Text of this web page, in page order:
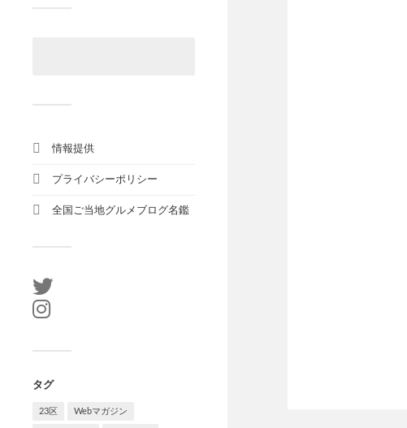
情報提供
プライバシーポリシー
全国ご当地グルメブログ名鑑
タグ
23区 Webマガジン